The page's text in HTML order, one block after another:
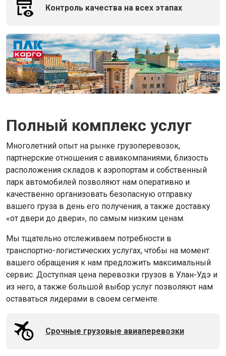
Контроль качества на всех этапах
Полный комплекс услуг
Многолетний опыт на рынке грузоперевозок,
партнерские отношения с авиакомпаниями, близость
расположения складов к аэропортам и собственный
парк автомобилей позволяют нам оперативно и
качественно организовать безопасную отправку
вашего груза в день его получения, а также доставку
«от двери до двери», по самым низким ценам.
Мы тщательно отслеживаем потребности в
транспортно-логистических услугах, чтобы на момент
вашего обращения к нам предложить максимальный
сервис. Доступная цена перевозки грузов в Улан-Удэ и
из него, а также большой выбор услуг позволяют нам
оставаться лидерами в своем сегменте.
Срочные грузовые авиаперевозки